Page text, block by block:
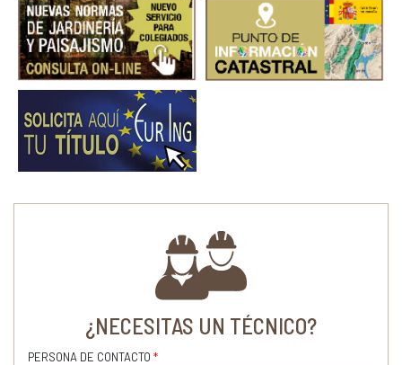
¿NECESITAS UN TÉCNICO?
PERSONA DE CONTACTO *